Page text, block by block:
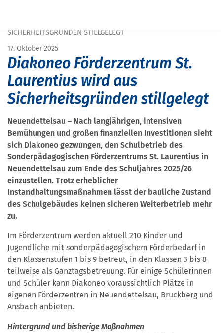
SICHERHEITSGRÜNDEN STILLGELEGT
17. Oktober 2025
Diakoneo Förderzentrum St.
Laurentius wird aus
Sicherheitsgründen stillgelegt
Neuendettelsau – Nach langjährigen, intensiven
Bemühungen und großen finanziellen Investitionen sieht
sich Diakoneo gezwungen, den Schulbetrieb des
Sonderpädagogischen Förderzentrums St. Laurentius in
Neuendettelsau zum Ende des Schuljahres 2025/26
einzustellen. Trotz erheblicher
Instandhaltungsmaßnahmen lässt der bauliche Zustand
des Schulgebäudes keinen sicheren Weiterbetrieb mehr
zu.
Im Förderzentrum werden aktuell 210 Kinder und
Jugendliche mit sonderpädagogischem Förderbedarf in
den Klassenstufen 1 bis 9 betreut, in den Klassen 3 bis 8
teilweise als Ganztagsbetreuung. Für einige Schülerinnen
und Schüler kann Diakoneo voraussichtlich Plätze in
eigenen Förderzentren in Neuendettelsau, Bruckberg und
Ansbach anbieten.
Hintergrund und bisherige Maßnahmen